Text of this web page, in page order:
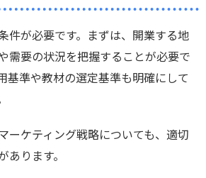
件が必要です。まずは、開業する地
需要の状況を把握することが必要で
基準や教材の選定基準も明確にして
ーケティング戦略についても、適切
あります。